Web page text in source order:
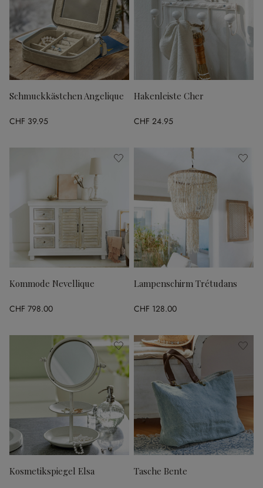
Schmuckkästchen Angelique
CHF 39.95
Hakenleiste Cher
CHF 24.95
Kommode Nevellique
CHF 798.00
Lampenschirm Trétudans
CHF 128.00
Kosmetikspiegel Elsa Tasche Bente